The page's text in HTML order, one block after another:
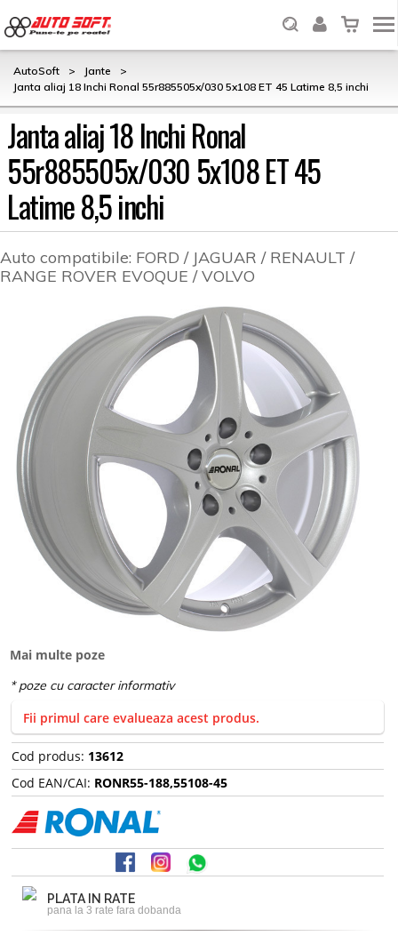
AutoSoft > Jante
>
Janta aliaj 18 Inchi Ronal 55r885505x/030 5x108 ET 45 Latime 8,5 inchi
Janta aliaj 18 Inchi Ronal
55r885505x/030 5x108 ET 45
Latime 8,5 inchi
Auto compatibile: FORD / JAGUAR / RENAULT /
RANGE ROVER EVOQUE / VOLVO
Mai multe poze
Fii primul care evalueaza acest produs.
Cod produs: 13612
Cod EAN/CAI: RONR55-188,55108-45
PLATA IN RATE
pana la 3 rate fara dobanda